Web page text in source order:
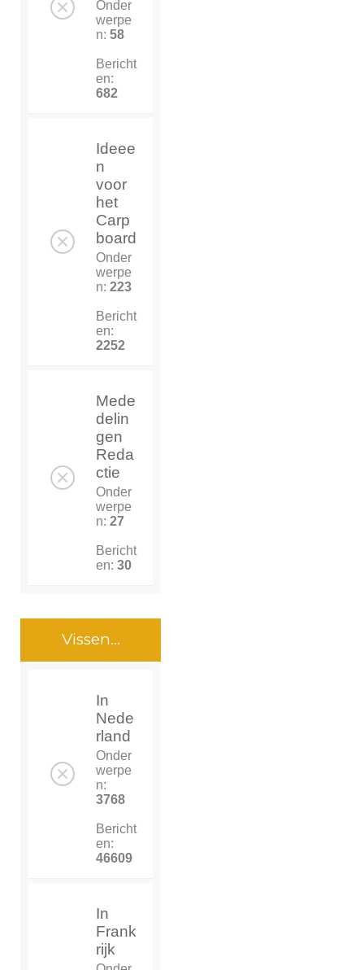
Onder
werpe
n: 58
Bericht
en:
682
Ideee
n
voor
het
Carp
board
Onder
werpe
n: 223
Bericht
en:
2252
Mede
delin
gen
Reda
ctie
Onder
werpe
n: 27
Bericht
en: 30
Vissen...
In
Nede
rland
Onder
werpe
n:
3768
Bericht
en:
46609
In
Frank
rijk